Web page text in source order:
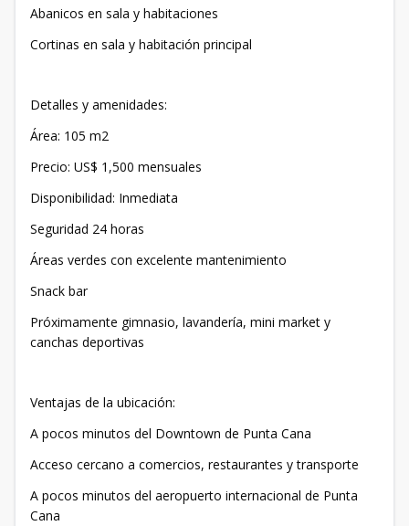
Abanicos en sala y habitaciones
Cortinas en sala y habitación principal
Detalles y amenidades:
Área: 105 m2
Precio: US$ 1,500 mensuales
Disponibilidad: Inmediata
Seguridad 24 horas
Áreas verdes con excelente mantenimiento
Snack bar
Próximamente gimnasio, lavandería, mini market y
canchas deportivas
Ventajas de la ubicación:
A pocos minutos del Downtown de Punta Cana
Acceso cercano a comercios, restaurantes y transporte
A pocos minutos del aeropuerto internacional de Punta
Cana